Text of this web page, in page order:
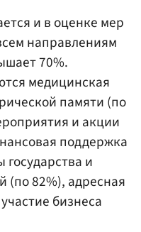
и в оценке мер
направлениям
70%.
медицинская
памяти (по
и акции
поддержка
и
(по 82%), адресная
бизнеса